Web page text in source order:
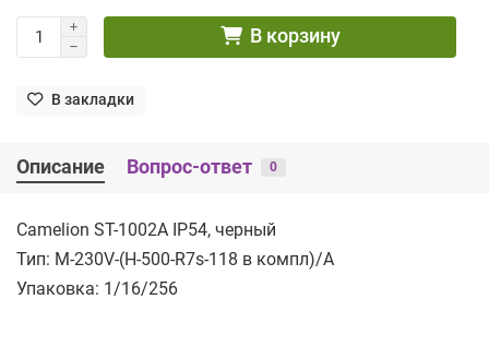
В корзину
В закладки
Описание Вопрос-ответ 0
Camelion ST-1002A IP54, черный
Тип: M-230V-(H-500-R7s-118 в компл)/A
Упаковка: 1/16/256